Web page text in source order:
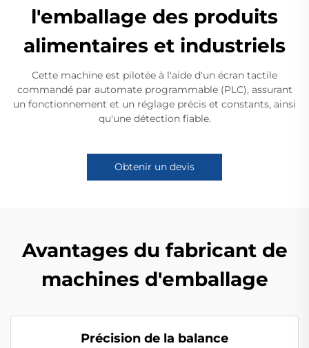
l'emballage des produits
alimentaires et industriels
Cette machine est pilotée à l'aide d'un écran tactile
commandé par automate programmable (PLC), assurant
un fonctionnement et un réglage précis et constants, ainsi
qu'une détection fiable.
Obtenir un devis
Avantages du fabricant de
machines d'emballage
Précision de la balance